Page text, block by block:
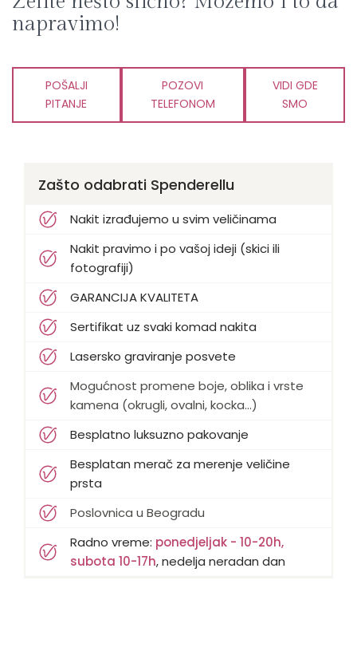
napravimo!
POŠALJI
PITANJE
POZOVI
TELEFONOM
VIDI GDE
SMO
Zašto odabrati Spenderellu
Nakit izrađujemo u svim veličinama
Nakit pravimo i po vašoj ideji (skici ili
fotografiji)
GARANCIJA KVALITETA
Sertifikat uz svaki komad nakita
Lasersko graviranje posvete
Mogućnost promene boje, oblika i vrste
kamena (okrugli, ovalni, kocka...)
Besplatno luksuzno pakovanje
Besplatan merač za merenje veličine
prsta
Poslovnica u Beogradu
Radno vreme: ponedjeljak - 10-20h,
subota 10-17h, nedelja neradan dan